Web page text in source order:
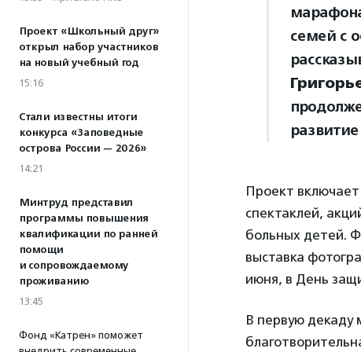
Проект «Школьный друг»
открыл набор участников
на новый учебный год
15:16
Стали известны итоги
конкурса «Заповедные
острова России — 2026»
14:21
Минтруд представил
программы повышения
квалификации по ранней
помощи
и сопровождаемому
проживанию
13:45
Фонд «Катрен» поможет
семей с
Проект
спектаклей,
больных детей.
выставка
июня, в День
В первую декаду